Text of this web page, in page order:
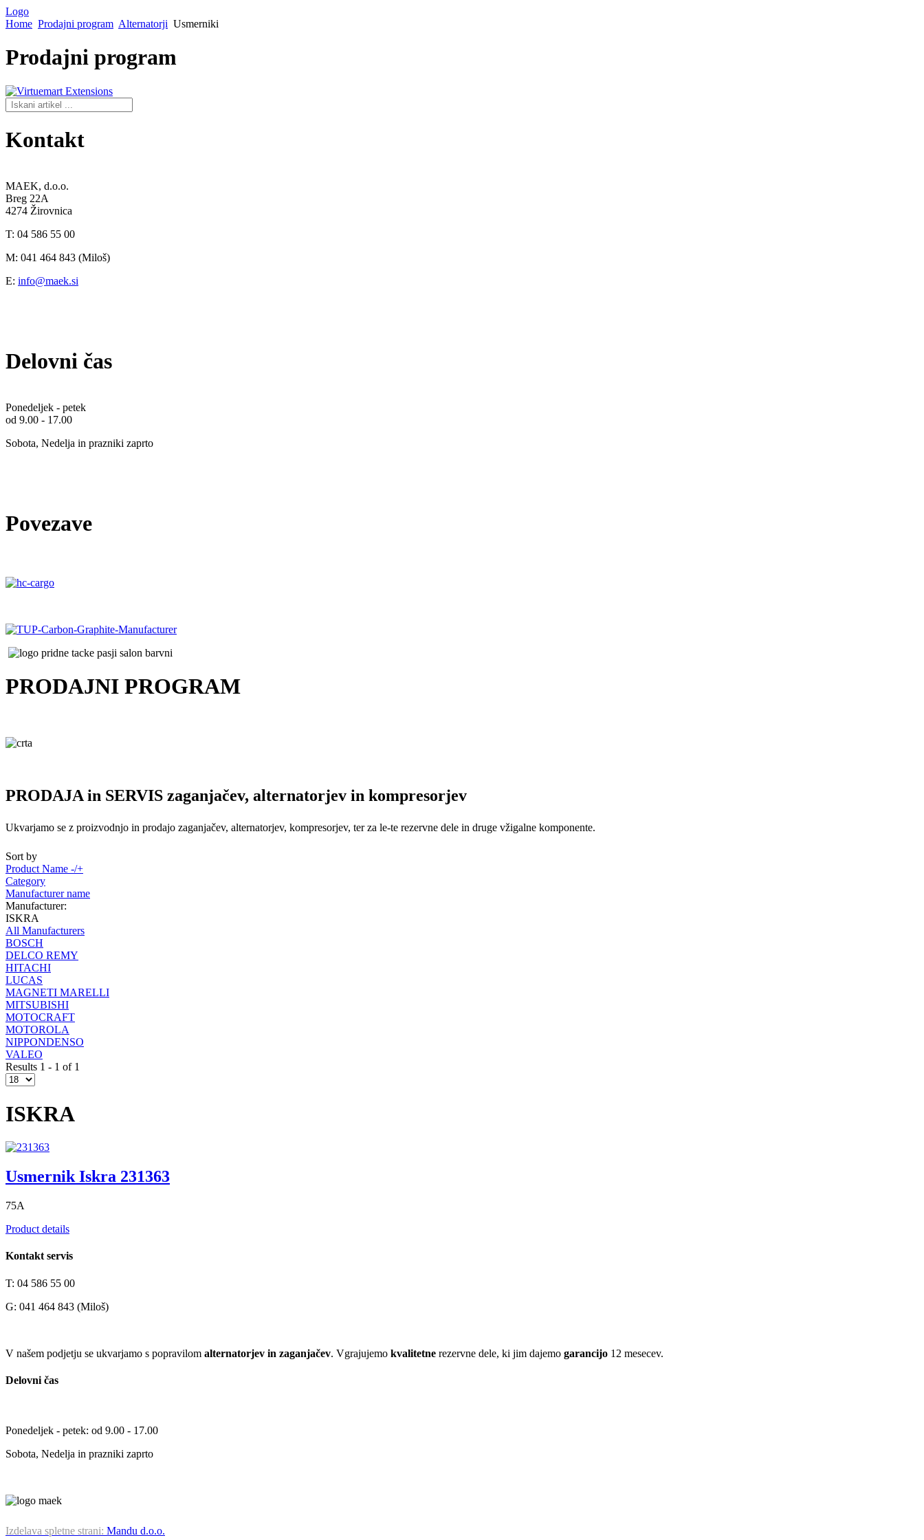
Logo
Home Prodajni program Alternatorji Usmerniki
Prodajni program
Kontakt
MAEK, d.o.o.
Breg 22A
4274 Žirovnica
T: 04 586 55 00
M: 041 464 843 (Miloš)
E: info@maek.si
Delovni čas
Ponedeljek - petek
od 9.00 - 17.00
Sobota, Nedelja in prazniki zaprto
Povezave
PRODAJNI PROGRAM
PRODAJA in SERVIS zaganjačev, alternatorjev in kompresorjev
Ukvarjamo se z proizvodnjo in prodajo zaganjačev, alternatorjev, kompresorjev, ter za le-te rezervne dele in druge vžigalne komponente.
Sort by
Product Name -/+
Category
Manufacturer name
Manufacturer:
ISKRA
All Manufacturers
BOSCH
DELCO REMY
HITACHI
LUCAS
MAGNETI MARELLI
MITSUBISHI
MOTOCRAFT
MOTOROLA
NIPPONDENSO
VALEO
Results 1 - 1 of 1
ISKRA
Usmernik Iskra 231363
75A
Product details
Kontakt servis
T: 04 586 55 00
G: 041 464 843 (Miloš)
V našem podjetju se ukvarjamo s popravilom alternatorjev in zaganjačev. Vgrajujemo kvalitetne rezervne dele, ki jim dajemo garancijo 12 mesecev.
Delovni čas
Ponedeljek - petek: od 9.00 - 17.00
Sobota, Nedelja in prazniki zaprto
Izdelava spletne strani: Mandu d.o.o.